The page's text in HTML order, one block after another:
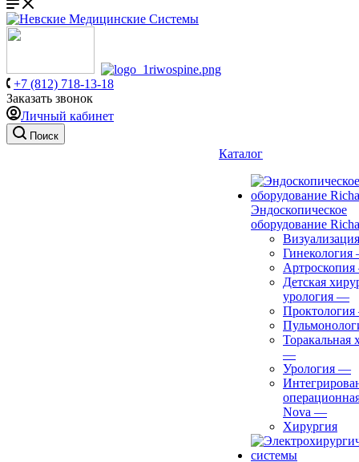
+7 (812) 718-13-18
Заказать звонок
Личный кабинет
Поиск
Каталог
Эндоскопическое
оборудование
Визуализация
Гинекология
Артроскопия
Детская
урология —
Проктология
Торакальная
—
Урология —
Nova —
Хирургия